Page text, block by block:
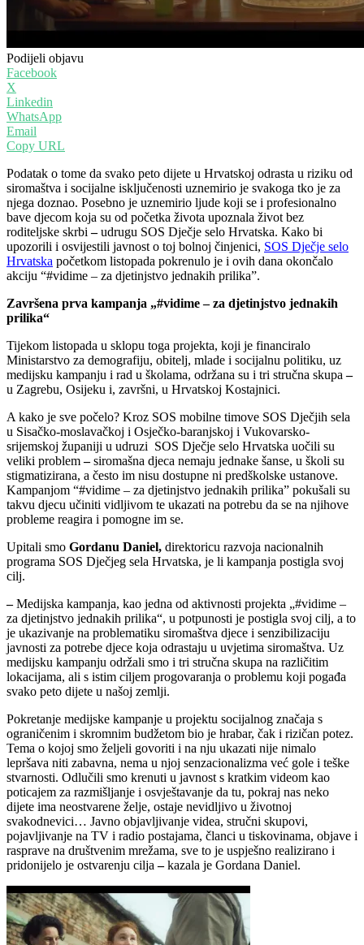
Podijeli objavu
Facebook
X
Linkedin
WhatsApp
Email
Copy URL
Podatak o tome da svako peto dijete u Hrvatskoj odrasta u riziku od
siromaštva i socijalne isključenosti uznemirio je svakoga tko je za
njega doznao. Posebno je uznemirio ljude koji se i profesionalno
bave djecom koja su od početka života upoznala život bez
roditeljske skrbi–udrugu SOS Dječje selo Hrvatska. Kako bi
upozorili i osvijestili javnost o toj bolnoj činjenici, SOS Dječje selo
Hrvatska početkom listopada pokrenulo je i ovih dana okončalo
akciju “#vidime – za djetinjstvo jednakih prilika”.
Završena prva kampanja „#vidime–za djetinjstvo jednakih
prilika“
Tijekom listopada u sklopu toga projekta, koji je financiralo
Ministarstvo za demografiju, obitelj, mlade i socijalnu politiku, uz
medijsku kampanju i rad u školama, održana su i tri stručna skupa–
u Zagrebu, Osijeku i, završni, u Hrvatskoj Kostajnici.
A kako je sve počelo? Kroz SOS mobilne timove SOS Dječjih sela
u Sisačko-moslavačkoj i Osječko-baranjskoj i Vukovarsko-
srijemskoj županiji u udruzi SOS Dječje selo Hrvatska uočili su
veliki problem–siromašna djeca nemaju jednake šanse, u školi su
stigmatizirana, a često im nisu dostupne ni predškolske ustanove.
Kampanjom “#vidime – za djetinjstvo jednakih prilika” pokušali su
takvu djecu učiniti vidljivom te ukazati na potrebu da se na njihove
probleme reagira i pomogne im se.
Upitali smo Gordanu Daniel, direktoricu razvoja nacionalnih
programa SOS Dječjeg sela Hrvatska, je li kampanja postigla svoj
cilj.
–Medijska kampanja, kao jedna od aktivnosti projekta „#vidime –
za djetinjstvo jednakih prilika“, u potpunosti je postigla svoj cilj, a to
je ukazivanje na problematiku siromaštva djece i senzibilizaciju
javnosti za potrebe djece koja odrastaju u uvjetima siromaštva. Uz
medijsku kampanju održali smo i tri stručna skupa na različitim
lokacijama, ali s istim ciljem progovaranja o problemu koji pogađa
svako peto dijete u našoj zemlji.
Pokretanje medijske kampanje u projektu socijalnog značaja s
ograničenim i skromnim budžetom bio je hrabar, čak i rizičan potez.
Tema o kojoj smo željeli govoriti i na nju ukazati nije nimalo
lepršava niti zabavna, nema u njoj senzacionalizma već gole i teške
stvarnosti. Odlučili smo krenuti u javnost s kratkim videom kao
poticajem za razmišljanje i osvještavanje da tu, pokraj nas neko
dijete ima neostvarene želje, ostaje nevidljivo u životnoj
svakodnevici… Javno objavljivanje videa, stručni skupovi,
pojavljivanje na TV i radio postajama, članci u tiskovinama, objave i
rasprave na društvenim mrežama, sve to je uspješno realizirano i
pridonijelo je ostvarenju cilja–kazala je Gordana Daniel.